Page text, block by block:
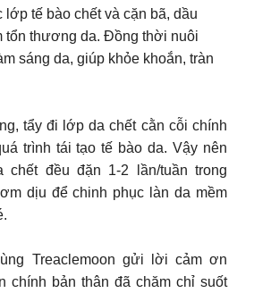
lớp tế bào chết và cặn bã, dầu
tổn thương da. Đồng thời nuôi
sáng da, giúp khỏe khoắn, tràn
tẩy đi lớp da chết cằn cỗi chính
trình tái tạo tế bào da. Vậy nên
chết đều đặn 1-2 lần/tuần trong
dịu để chinh phục làn da mềm
Treaclemoon gửi lời cảm ơn
chính bản thân đã chăm chỉ suốt